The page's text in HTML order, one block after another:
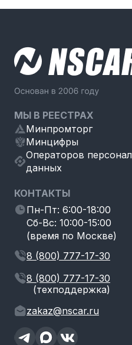
МЫ В РЕЕСТРАХ
Минпромторг
Минцифры
Операторов
данных
КОНТАКТЫ
Пн-Пт: 6:00-18:00
Сб-Вс: 10:00-15:00
(время по Москве)
8 (800) 777-17-30
8 (800) 777-17-30
(техподдержка)
zakaz@nscar.ru